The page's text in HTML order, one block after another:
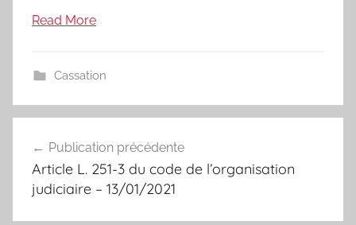
Read More
Cassation
de
l’article
Publication précédente
Article L. 251-3 du code de l’organisation
judiciaire – 13/01/2021